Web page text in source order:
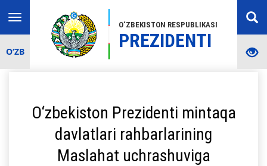
O‘ZBEKISTON RESPUBLIKASI
PREZIDENTI
Toggle
navigation
O‘ZB
O‘zbekiston Prezidenti mintaqa
davlatlari rahbarlarining
Maslahat uchrashuviga